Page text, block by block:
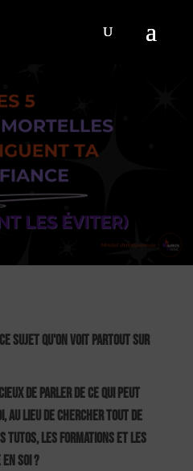
sujet qu'on voit partout sur
de parler de ce qui peut
au lieu de chercher tout de
tutos, les formations et les
soi ?